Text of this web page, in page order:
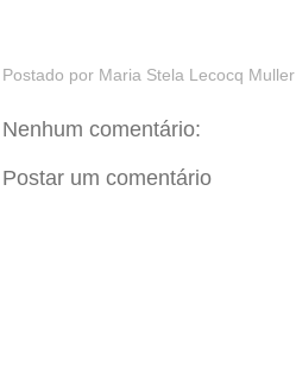
Postado por Maria Stela Lecocq Muller
Nenhum comentário:
Postar um comentário